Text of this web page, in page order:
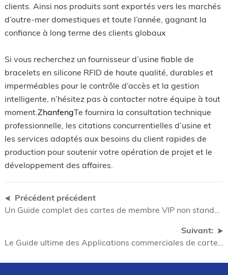
clients. Ainsi nos produits sont exportés vers les marchés
d’outre-mer domestiques et toute l’année, gagnant la
confiance à long terme des clients globaux
Si vous recherchez un fournisseur d’usine fiable de
bracelets en silicone RFID de haute qualité, durables et
imperméables pour le contrôle d’accès et la gestion
intelligente, n’hésitez pas à contacter notre équipe à tout
moment. ZhanfengTe fournira la consultation technique
professionnelle, les citations concurrentielles d’usine et
les services adaptés aux besoins du client rapides de
production pour soutenir votre opération de projet et le
développement des affaires.
Précédent précédent
Suivant: